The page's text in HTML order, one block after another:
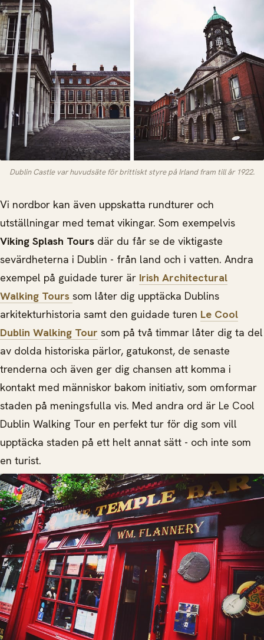
Dublin Castle var huvudsäte för brittiskt styre på Irland fram till år 1922.
Vi nordbor kan även uppskatta rundturer och
utställningar med temat vikingar. Som exempelvis
Viking Splash Tours där du får se de viktigaste
sevärdheterna i Dublin - från land och i vatten. Andra
exempel på guidade turer är Irish Architectural
Walking Tours som låter dig upptäcka Dublins
arkitekturhistoria samt den guidade turen Le Cool
Dublin Walking Tour som på två timmar låter dig ta del
av dolda historiska pärlor, gatukonst, de senaste
trenderna och även ger dig chansen att komma i
kontakt med människor bakom initiativ, som omformar
staden på meningsfulla vis. Med andra ord är Le Cool
Dublin Walking Tour en perfekt tur för dig som vill
upptäcka staden på ett helt annat sätt - och inte som
en turist.